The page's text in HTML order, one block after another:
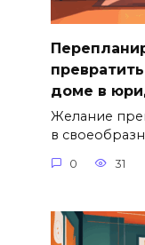
доме в
Желание
в
0 31